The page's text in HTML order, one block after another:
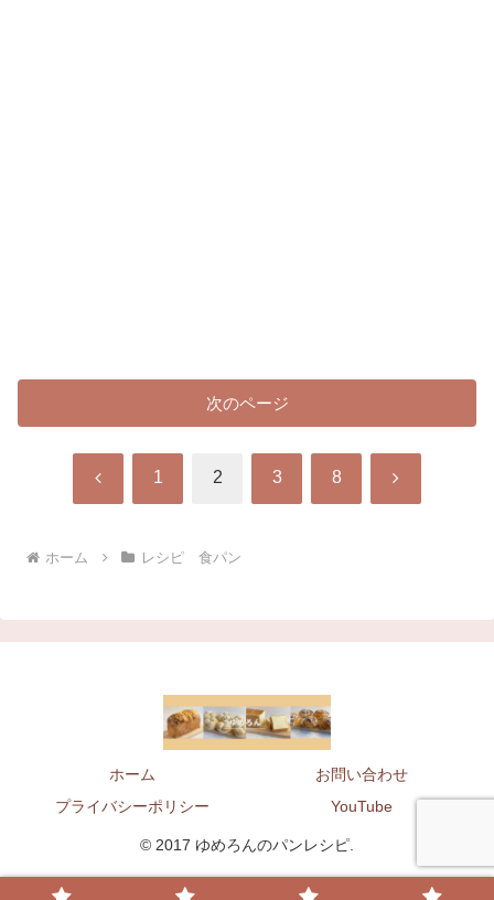
次のページ
前 1 2 3 8 次
ホーム レシピ 食パン
ホーム
お問い合わせ
プライバシーポリシー
YouTube
© 2017 ゆめろんのパンレシピ.